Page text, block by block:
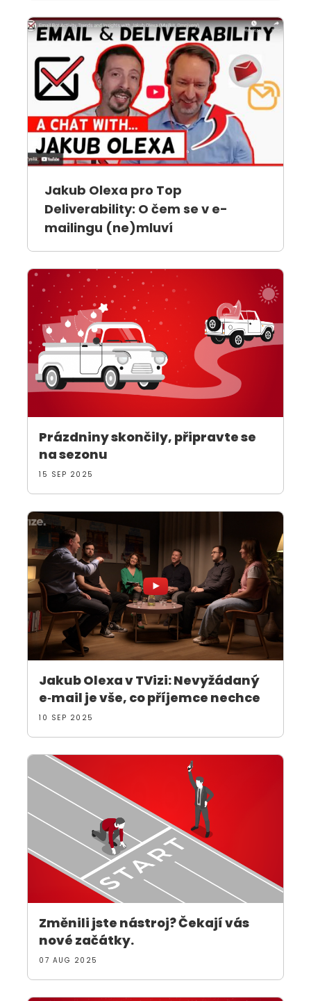
Jakub Olexa pro Top
Deliverability: O čem se v e-
mailingu (ne)mluví
Prázdniny skončily, připravte se
na sezonu
15 SEP 2025
Jakub Olexa v TVizi: Nevyžádaný
e‑mail je vše, co příjemce nechce
10 SEP 2025
Změnili jste nástroj? Čekají vás
nové začátky.
07 AUG 2025